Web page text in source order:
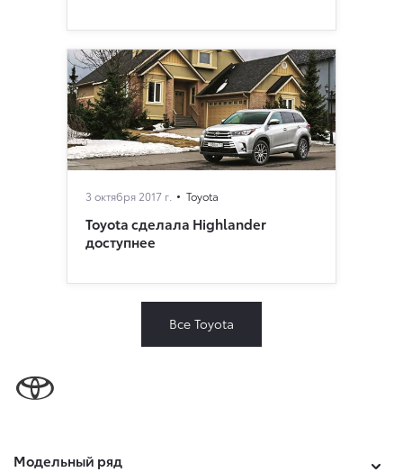
3 октября 2017 г. Toyota
Toyota сделала Highlander
доступнее
Все Toyota
Модельный ряд